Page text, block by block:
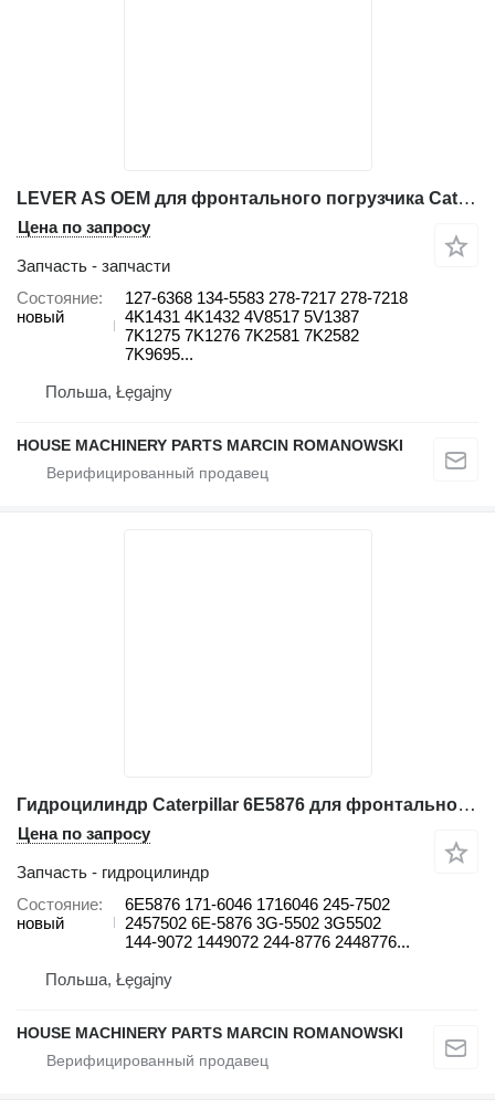
LEVER AS OEM для фронтального погрузчика Caterpillar 920 / 950 / 966 / 966C / 950G / 966G2 /
Цена по запросу
Запчасть - запчасти
Состояние
новый
127-6368 134-5583 278-7217 278-7218
4K1431 4K1432 4V8517 5V1387
7K1275 7K1276 7K2581 7K2582
7K9695...
Польша, Łęgajny
HOUSE MACHINERY PARTS MARCIN ROMANOWSKI
Гидроцилиндр Caterpillar 6E5876 для фронтального погрузчика Caterpillar 966H, 966K 966G, 966G II 966H 970F 966D, 966F, 966F II 966G, 966
Цена по запросу
Запчасть - гидроцилиндр
Состояние
новый
6E5876 171-6046 1716046 245-7502
2457502 6E-5876 3G-5502 3G5502
144-9072 1449072 244-8776 2448776...
Польша, Łęgajny
HOUSE MACHINERY PARTS MARCIN ROMANOWSKI